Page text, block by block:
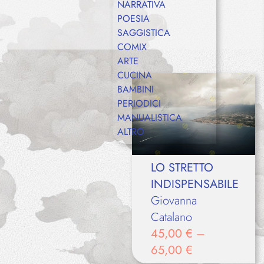
NARRATIVA
POESIA
SAGGISTICA
COMIX
ARTE
CUCINA
BAMBINI
PERIODICI
MANUALISTICA
ALTRO
LO STRETTO
INDISPENSABILE
Giovanna
Catalano
45,00 € –
65,00 €